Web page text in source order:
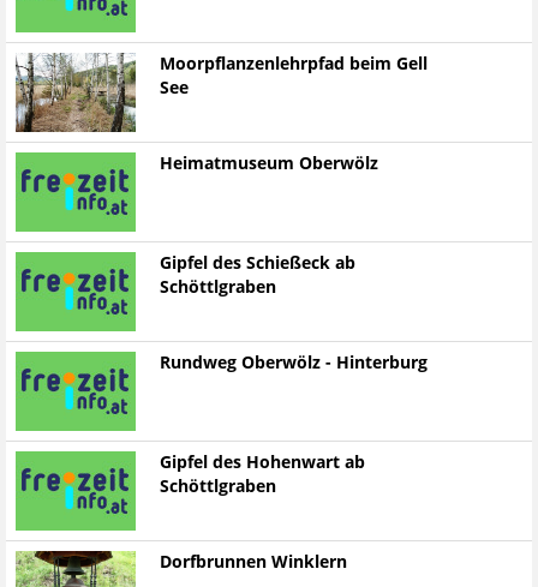
Moorpflanzenlehrpfad beim Gell
See
Heimatmuseum Oberwölz
Gipfel des Schießeck ab
Schöttlgraben
Rundweg Oberwölz - Hinterburg
Gipfel des Hohenwart ab
Schöttlgraben
Dorfbrunnen Winklern